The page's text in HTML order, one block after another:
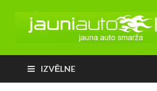
IZVĒLNE